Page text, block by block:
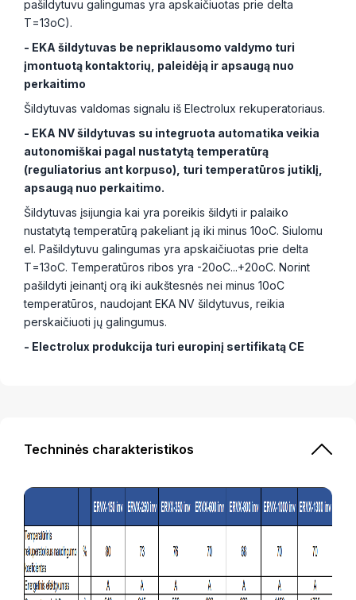
pašildytuvu galingumas yra apskaičiuotas prie delta
T=13oC).
- EKA šildytuvas be nepriklausomo valdymo turi
įmontuotą kontaktorių, paleidėją ir apsaugą nuo
perkaitimo
Šildytuvas valdomas signalu iš Electrolux rekuperatoriaus.
- EKA NV šildytuvas su integruota automatika veikia
autonomiškai pagal nustatytą temperatūrą
(reguliatorius ant korpuso), turi temperatūros jutiklį,
apsaugą nuo perkaitimo.
Šildytuvas įsijungia kai yra poreikis šildyti ir palaiko
nustatytą temperatūrą pakeliant ją iki minus 10oC. Siulomu
el. Pašildytuvu galingumas yra apskaičiuotas prie delta
T=13oC. Temperatūros ribos yra -20oC...+20oC. Norint
pašildyti įeinantį orą iki aukštesnės nei minus 10oC
temperatūros, naudojant EKA NV šildytuvus, reikia
perskaičiuoti jų galingumus.
- Electrolux produkcija turi europinį sertifikatą CE
Techninės charakteristikos